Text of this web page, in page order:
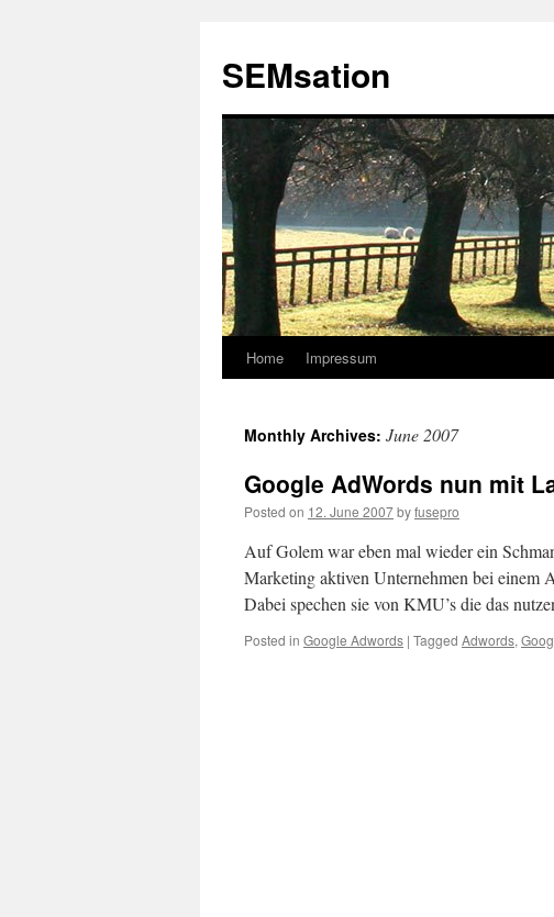
SEMsation
Skip
content
Home Impressum
Monthly Archives: June 2007
Google AdWords nun mit
Posted on 12. June 2007byfusepro
Auf Golem war eben mal wieder ein
Marketing aktiven Unternehmen bei einem
Dabei spechen sie von KMU’s die das
Posted in Google Adwords | Tagged Adwords,